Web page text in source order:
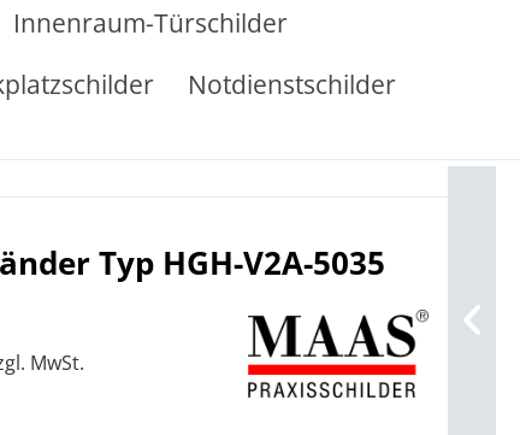
Innenraum-Türschilder
Notdienstschilder
Typ HGH-V2A-5035
MwSt.